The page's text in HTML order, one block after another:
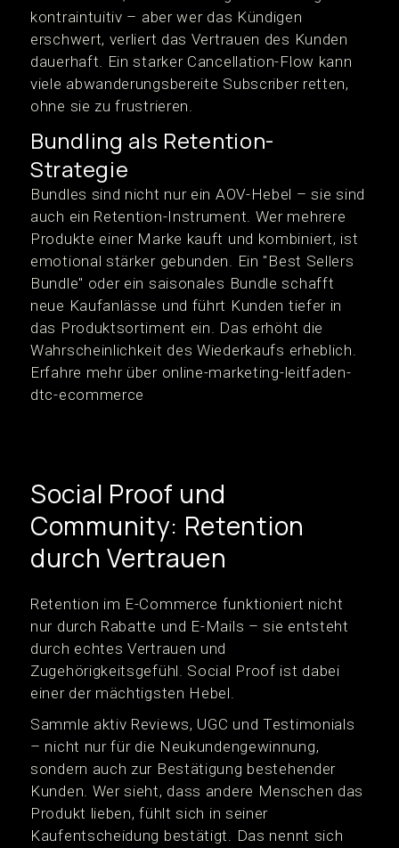
kontraintuitiv – aber wer das Kündigen
erschwert, verliert das Vertrauen des Kunden
dauerhaft. Ein starker Cancellation-Flow kann
viele abwanderungsbereite Subscriber retten,
ohne sie zu frustrieren.
Bundling als Retention-
Strategie
Bundles sind nicht nur ein AOV-Hebel – sie sind
auch ein Retention-Instrument. Wer mehrere
Produkte einer Marke kauft und kombiniert, ist
emotional stärker gebunden. Ein "Best Sellers
Bundle" oder ein saisonales Bundle schafft
neue Kaufanlässe und führt Kunden tiefer in
das Produktsortiment ein. Das erhöht die
Wahrscheinlichkeit des Wiederkaufs erheblich.
Erfahre mehr über online-marketing-leitfaden-
dtc-ecommerce
Social Proof und
Community: Retention
durch Vertrauen
Retention im E-Commerce funktioniert nicht
nur durch Rabatte und E-Mails – sie entsteht
durch echtes Vertrauen und
Zugehörigkeitsgefühl. Social Proof ist dabei
einer der mächtigsten Hebel.
Sammle aktiv Reviews, UGC und Testimonials
– nicht nur für die Neukundengewinnung,
sondern auch zur Bestätigung bestehender
Kunden. Wer sieht, dass andere Menschen das
Produkt lieben, fühlt sich in seiner
Kaufentscheidung bestätigt. Das nennt sich